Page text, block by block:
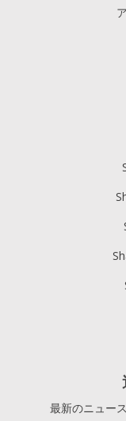
最新のニュー